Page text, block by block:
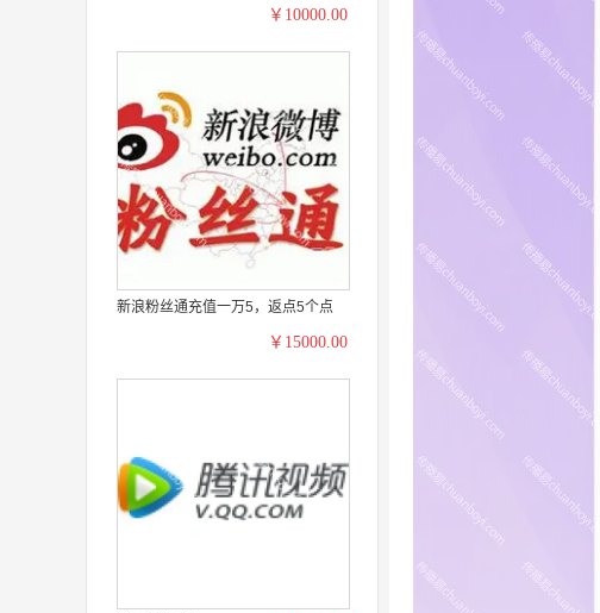
￥10000.00
新浪粉丝通充值一万5，返点5个点
￥15000.00